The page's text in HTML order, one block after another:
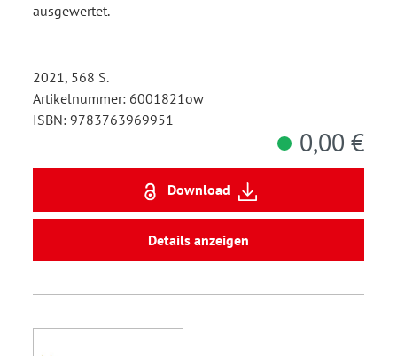
ausgewertet.
2021, 568 S.
Artikelnummer: 6001821ow
ISBN: 9783763969951
0,00 €
Download
Details anzeigen